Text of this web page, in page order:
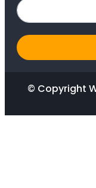
© Copyright